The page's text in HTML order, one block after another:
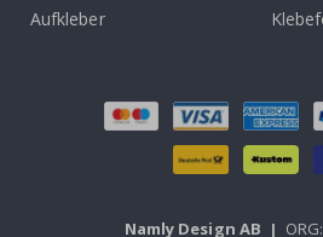
Aufkleber
Namly Design AB |